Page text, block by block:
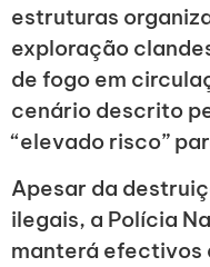
estruturas
exploração
de fogo em
cenário descrito
“elevado risco”
Apesar da
ilegais, a Polícia
manterá efectivos